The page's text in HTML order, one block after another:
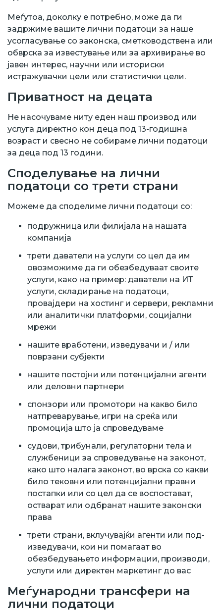
Меѓутоа, доколку е потребно, може да ги
задржиме вашите лични податоци за наше
усогласување со законска, сметководствена или
обврска за известување или за архивирање во
јавен интерес, научни или историски
истражувачки цели или статистички цели.
Приватност на децата
Не насочуваме ниту еден наш производ или
услуга директно кон деца под 13-годишна
возраст и свесно не собираме лични податоци
за деца под 13 години.
Споделување на лични
податоци со трети страни
Можеме да споделиме лични податоци со:
подружница или филијала на нашата
компанија
трети даватели на услуги со цел да им
овозможиме да ги обезбедуваат своите
услуги, како на пример: даватели на ИТ
услуги, складирање на податоци,
провајдери на хостинг и сервери, рекламни
или аналитички платформи, социјални
мрежи
нашите вработени, изведувачи и / или
поврзани субјекти
нашите постојни или потенцијални агенти
или деловни партнери
спонзори или промотори на какво било
натпреварување, игри на среќа или
промоција што ја спроведуваме
судови, трибунали, регулаторни тела и
службеници за спроведување на законот,
како што налага законот, во врска со какви
било тековни или потенцијални правни
постапки или со цел да се воспостават,
остварат или одбранат нашите законски
права
трети страни, вклучувајќи агенти или под-
изведувачи, кои ни помагаат во
обезбедувањето информации, производи,
услуги или директен маркетинг до вас
Меѓународни трансфери на
лични податоци